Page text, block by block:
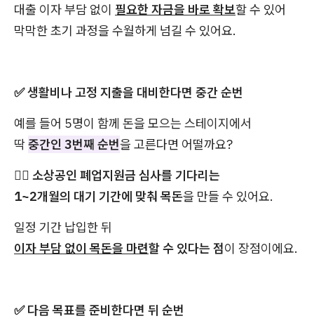
대출 이자 부담 없이 필요한 자금을 바로 확보할 수 있어
막막한 초기 과정을 수월하게 넘길 수 있어요.
✅ 생활비나 고정 지출을 대비한다면 중간 순번
예를 들어 5명이 함께 돈을 모으는 스테이지에서
딱 중간인 3번째 순번을 고른다면 어떨까요?
👉🏻 소상공인 폐업지원금 심사를 기다리는
1~2개월의 대기 기간에 맞춰 목돈을 만들 수 있어요.
일정 기간 납입한 뒤
이자 부담 없이 목돈을 마련할 수 있다는 점이 장점이에요.
✅ 다음 목표를 준비한다면 뒤 순번